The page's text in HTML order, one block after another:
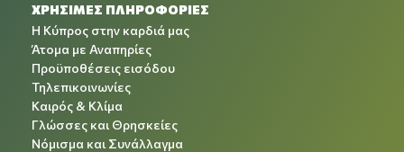
ΧΡΉΣΙΜΕΣ ΠΛΗΡΟΦΟΡΊΕΣ
Η Κύπρος στην καρδιά μας
Άτομα με Αναπηρίες
Προϋποθέσεις εισόδου
Τηλεπικοινωνίες
Καιρός & Κλίμα
Γλώσσες και Θρησκείες
Νόμισμα και Συνάλλαγμα